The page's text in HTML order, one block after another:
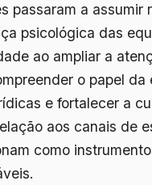
passaram a
psicológica das
ao ampliar a
o papel
e fortalecer a
aos canais de
como